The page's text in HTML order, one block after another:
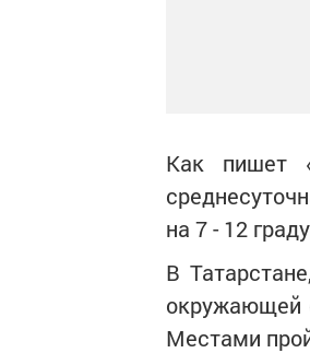
Как пишет
на 7 - 12
В
окружающей
Местами